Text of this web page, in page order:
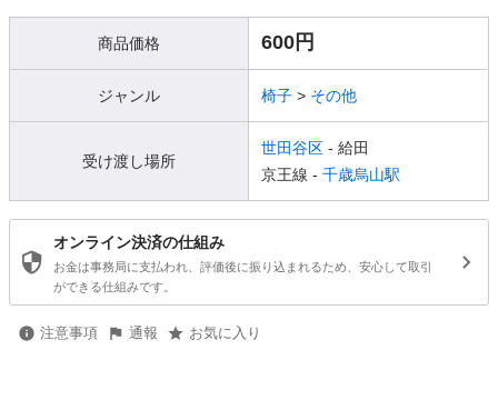
商品価格 600円
ジャンル 椅子 > その他
受け渡し場所
世田谷区 - 給田
京王線 - 千歳烏山駅
オンライン決済の仕組み
お金は事務局に支払われ、評価後に振り込まれるため、安心して取引
ができる仕組みです。
注意事項 通報 お気に入り